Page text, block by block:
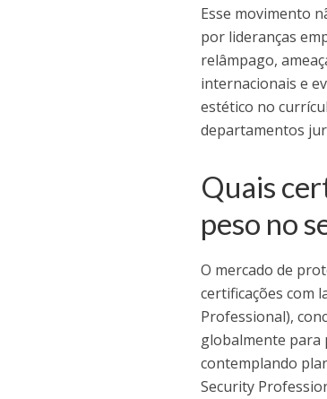
Esse movimento
por lideranças
relâmpago,
internacionais e
estético no
departamentos
Quais
peso no
O mercado de
certificações com
Professional),
globalmente para
contemplando
Security